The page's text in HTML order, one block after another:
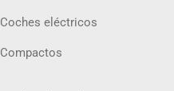
Coches eléctricos
Compactos